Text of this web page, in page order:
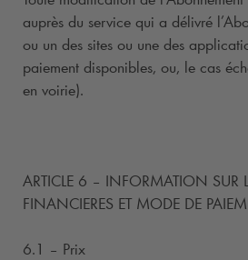
auprès du service qui a délivré
ou un des sites ou une des
paiement disponibles, ou, le cas
en voirie).
ARTICLE 6 – INFORMATION SUR
FINANCIERES ET MODE DE
6.1 – Prix